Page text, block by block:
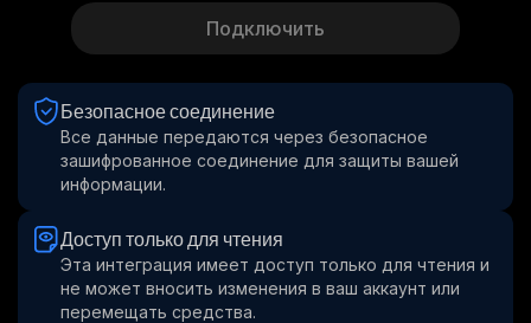
Подключить
Безопасное соединение
Все данные передаются через безопасное
зашифрованное соединение для защиты вашей
информации.
Доступ только для чтения
Эта интеграция имеет доступ только для чтения и
не может вносить изменения в ваш аккаунт или
перемещать средства.